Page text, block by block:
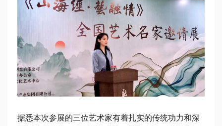
据悉本次参展的三位艺术家有着扎实的传统功力和深